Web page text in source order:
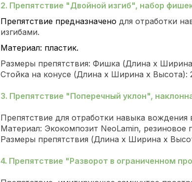
2. Препятствие "Двойной изгиб", набор
Препятствие предназначено для отработки
изгибами.
Материал: пластик.
Размеры препятствия: Фишка (Длина х
Стойка на конусе (Длина х Ширина х Высота):
3. Препятствие "Поперечный уклон",
Препятствие для отработки навыка
Материал: Экокомпозит NeoLamin, резиновое
Размеры препятствия (Длина х Ширина х
4. Препятствие "Разворот в ограниченном